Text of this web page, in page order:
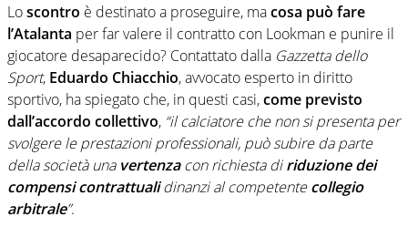
Loscontro è destinato a proseguire, macosa può fare
l’Atalanta per far valere il contratto con Lookman e punire il
giocatore desaparecido? Contattato dalla Gazzetta dello
Sport, Eduardo Chiacchio, avvocato esperto in diritto
sportivo, ha spiegato che, in questi casi,come previsto
dall’accordo collettivo, “il calciatore che non si presenta per
svolgere le prestazioni professionali, può subire da parte
della società una vertenzacon richiesta diriduzione dei
compensi contrattualidinanzi al competentecollegio
arbitrale”.